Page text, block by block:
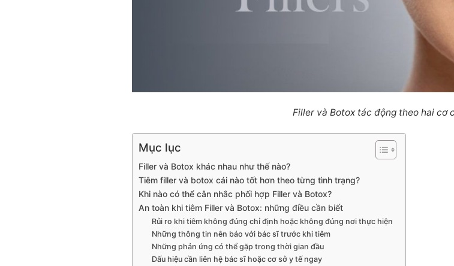
Filler và Botox tác động theo hai cơ
Mục lục
Filler và Botox khác nhau như thế nào?
Tiêm filler và botox cái nào tốt hơn theo từng tình trạng?
Khi nào có thể cân nhắc phối hợp Filler và Botox?
An toàn khi tiêm Filler và Botox: những điều cần biết
Rủi ro khi tiêm không đúng chỉ định hoặc không đúng nơi thực hiện
Những thông tin nên báo với bác sĩ trước khi tiêm
Những phản ứng có thể gặp trong thời gian đầu
Dấu hiệu cần liên hệ bác sĩ hoặc cơ sở y tế ngay